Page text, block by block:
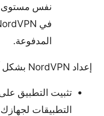
نفس مستوى
المدفوعة.
إعداد NordVPN بشكل آمن وفعّال
تثبيت التطبيق